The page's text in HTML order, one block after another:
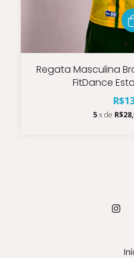
Regata Masculina
FitDance
5 x de